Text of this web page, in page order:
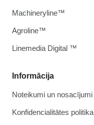
Informācija
Noteikumi un nosacījumi
Konfidencialitātes politika
Machineryline™
Agroline™
Linemedia Digital ™